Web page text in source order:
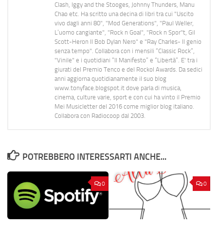
Clash, Iggy and the Stooges, Johnny Thunders, Manu
Chao etc. Ha scritto una decina di libri tra cui "Uscito
vivo dagli anni 80", "Mod Generations", "Paul Weller,
L’uomo cangiante", "Rock n Goal", "Rock n Spor"t, Gil
Scott-Heron Il Bob Dylan Nero" e "Ray Charles- Il genio
senza tempo". Collabora con i mensili “Classic Rock”,
"Vinile" e i quotidiani “Il Manifesto” e “Libertà”. E' tra i
giurati del Premio Tenco e del Rockol Awards. Da sedici
anni aggiorna quotidianamente il suo blog
www.tonyface.blogspot.it dove parla di musica,
cinema, culture varie, sport e con cui ha vinto il Premio
Mei Musicletter del 2016 come miglior blog italiano.
Collabora con Radiocoop dal 2003.
POTREBBERO INTERESSARTI ANCHE...
0 0